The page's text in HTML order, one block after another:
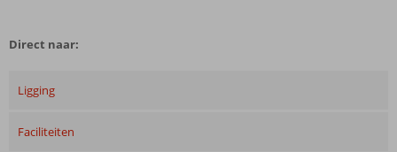
Direct naar:
Ligging
Faciliteiten